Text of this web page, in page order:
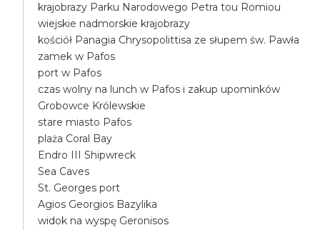
krajobrazy Parku Narodowego Petra tou Romiou
wiejskie nadmorskie krajobrazy
kościół Panagia Chrysopolittisa ze słupem św. Pawła
zamek w Pafos
port w Pafos
czas wolny na lunch w Pafos i zakup upominków
Grobowce Królewskie
stare miasto Pafos
plaża Coral Bay
Endro III Shipwreck
Sea Caves
St. Georges port
Agios Georgios Bazylika
widok na wyspę Geronisos